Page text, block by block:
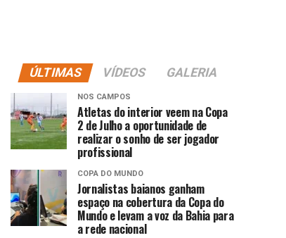
ÚLTIMAS VÍDEOS GALERIA
NOS CAMPOS
Atletas do interior veem na Copa
2 de Julho a oportunidade de
realizar o sonho de ser jogador
profissional
COPA DO MUNDO
Jornalistas baianos ganham
espaço na cobertura da Copa do
Mundo e levam a voz da Bahia para
a rede nacional